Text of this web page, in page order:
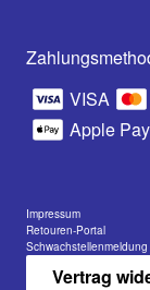
VISA
Apple Pay
Impressum
Retouren-Portal
Schwachstellenmeldung
Vertrag